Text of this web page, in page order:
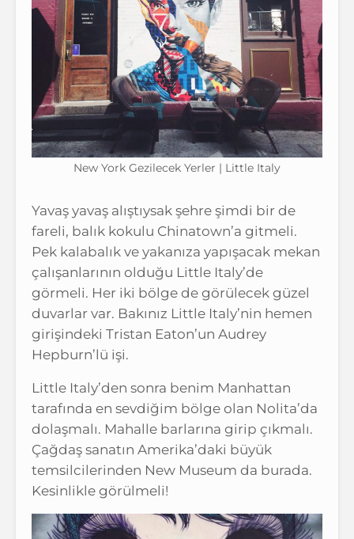
New York Gezilecek Yerler | Little Italy
Yavaş yavaş alıştıysak şehre şimdi bir de
fareli, balık kokulu Chinatown’a gitmeli.
Pek kalabalık ve yakanıza yapışacak mekan
çalışanlarının olduğu Little Italy’de
görmeli. Her iki bölge de görülecek güzel
duvarlar var. Bakınız Little Italy’nin hemen
girişindeki Tristan Eaton’un Audrey
Hepburn’lü işi.
Little Italy’den sonra benim Manhattan
tarafında en sevdiğim bölge olan Nolita’da
dolaşmalı. Mahalle barlarına girip çıkmalı.
Çağdaş sanatın Amerika’daki büyük
temsilcilerinden New Museum da burada.
Kesinlikle görülmeli!